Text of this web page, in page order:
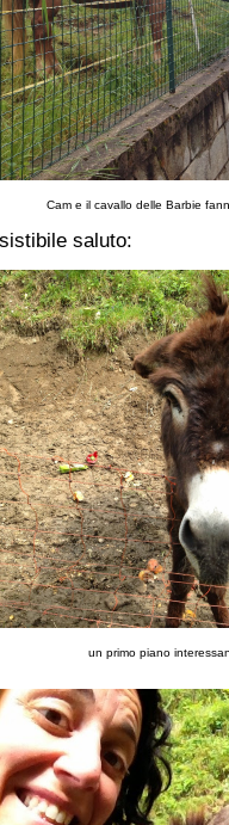
Cam e il cavallo delle Barbie
saluto:
un primo piano